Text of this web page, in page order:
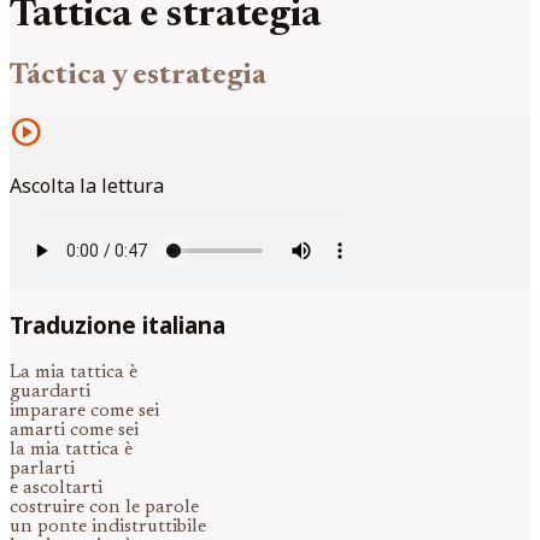
Tattica e strategia
Táctica y estrategia
play_circle
Ascolta la lettura
Traduzione italiana
La mia tattica è
guardarti
imparare come sei
amarti come sei
la mia tattica è
parlarti
e ascoltarti
costruire con le parole
un ponte indistruttibile